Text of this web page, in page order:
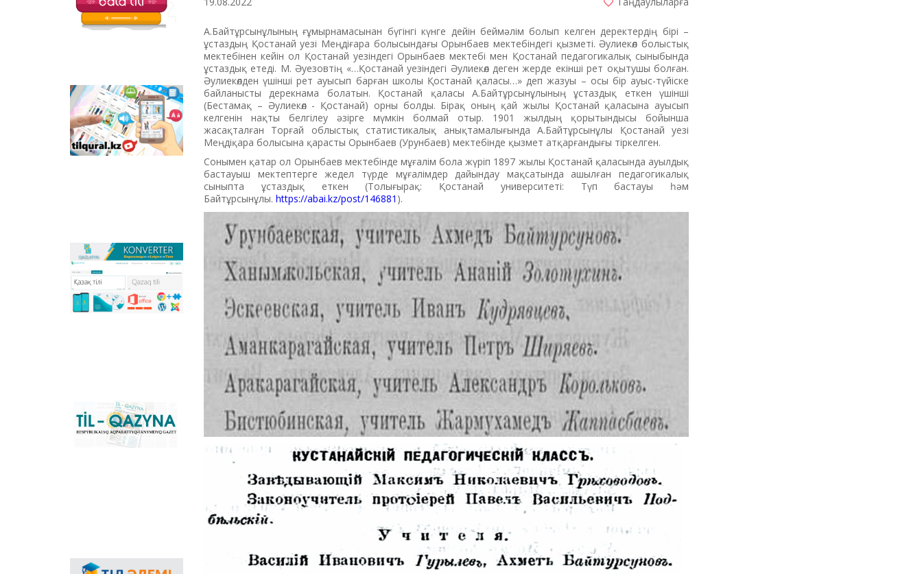
балаларға арналған
қызықты тапсырмалар
мен қазақ тіліндегі
Tilqural.kz –
мемлекеттік тілді
деңгейлеп үйренуге
арналған веб-
сервис. Сайтта А1
Qazlatyn.kz –
мәтіндерді кирилден
латынға және төте
жазуға онлайн түрде
сәйкестендіретін
бағдарламасының
Windows-қа арналған
offline-нұсқасын, MS
Office пакетіне
«Til-Qazyna»
республикалық
ақпараттық-танымдық
А.Байтұрсынұлының ғұмырнамасынан бүгінгі күнге дейін беймәлім болып келген деректердің бірі –
ұстаздың Қостанай уезі Меңдіғара болысындағы Орынбаев мектебіндегі қызметі. Әулиекөл болыстық
мектебінен кейін ол Қостанай уезіндегі Орынбаев мектебі мен Қостанай педагогикалық сыныбында
ұстаздық етеді. М. Әуезовтің «…Қостанай уезіндегі Әулиекөл деген жерде екінші рет оқытушы болған.
Әулиекөлден үшінші рет ауысып барған школы Қостанай қаласы…» деп жазуы – осы бір ауыс-түйіске
байланысты дерекнама болатын. Қостанай қаласы А.Байтұрсынұлының ұстаздық еткен үшінші
(Бестамақ – Әулиекөл - Қостанай) орны болды. Бірақ оның қай жылы Қостанай қаласына ауысып
келгенін нақты белгілеу әзірге мүмкін болмай отыр. 1901 жылдың қорытындысы бойынша
жасақталған Торғай облыстық статистикалық анықтамалығында А.Байтұрсынұлы Қостанай уезі
Меңдіқара болысына қарасты Орынбаев (Урунбаев) мектебінде қызмет атқарғандығы тіркелген.
Сонымен қатар ол Орынбаев мектебінде мұғалім бола жүріп 1897 жылы Қостанай қаласында ауылдық
бастауыш мектептерге жедел түрде мұғалімдер дайындау мақсатында ашылған педагогикалық
сыныпта ұстаздық еткен (Толығырақ: Қостанай университеті: Түп бастауы һәм
Байтұрсынұлы. https://abai.kz/post/146881 ).